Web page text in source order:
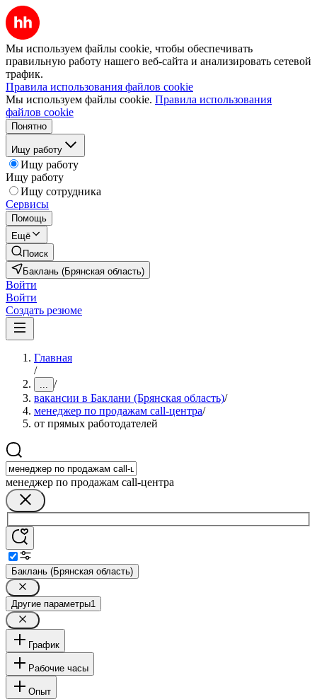
Мы используем файлы cookie, чтобы обеспечивать
правильную работу нашего веб-сайта и анализировать сетевой
трафик.
Правила использования файлов cookie
Мы используем файлы cookie. Правила использования
файлов cookie
Понятно
Ищу работу
Ищу работу
Ищу работу
Ищу сотрудника
Сервисы
Помощь
Ещё
Поиск
Баклань (Брянская область)
Войти
Войти
Создать резюме
Главная
/
... /
вакансии в Баклани (Брянская область)/
менеджер по продажам call-центра/
от прямых работодателей
менеджер по продажам call-центра
Баклань (Брянская область)
Другие параметры1
График
Рабочие часы
Опыт